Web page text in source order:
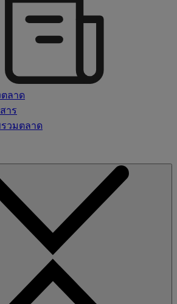
ลาด
าร
วมตลาด